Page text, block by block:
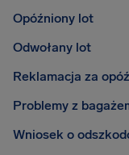
Opóźniony lot
Odwołany lot
Reklamacja za
Problemy z
Wniosek o